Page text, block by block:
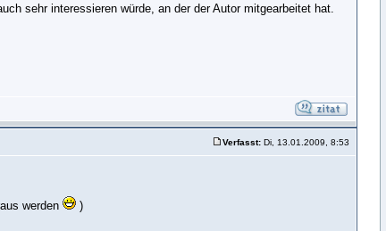
sehr interessieren würde, an der der Autor mitgearbeitet hat.
Verfasst: Di, 13.01.2009, 8:53
werden )